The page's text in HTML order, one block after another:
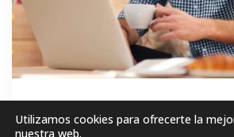
GRATIS
Utilizamos cookies para ofrecerte la
nuestra web.